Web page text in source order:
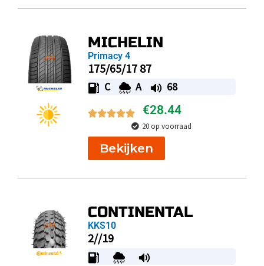
MICHELIN
Primacy 4
175/65/17 87
C A 68
€28.44
20 op voorraad
Bekijken
CONTINENTAL
KKS10
2//19